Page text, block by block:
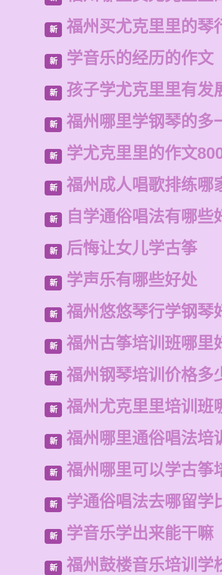
新 福州买尤克里里的琴
新 学音乐的经历的作文
新 孩子学尤克里里有发
新 福州哪里学钢琴的多
新 学尤克里里的作文
新 福州成人唱歌排练哪
新 自学通俗唱法有哪些
新 后悔让女儿学古筝
新 学声乐有哪些好处
新 福州悠悠琴行学钢琴
新 福州古筝培训班哪里
新 福州钢琴培训价格多
新 福州尤克里里培训班
新 福州哪里通俗唱法培
新 福州哪里可以学古筝
新 学通俗唱法去哪留学
新 学音乐学出来能干嘛
新 福州鼓楼音乐培训学